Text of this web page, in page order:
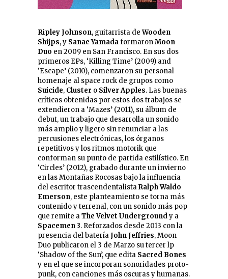
Ripley Johnson, guitarrista deWooden
Shijps, y Sanae YamadaformaronMoon
Duo en 2009 en San Francisco. En sus dos
primeros EPs, ‘Killing Time’ (2009) and
‘Escape’ (2010), comenzaron su personal
homenaje al space rock de grupos como
Suicide, Cluster o Silver Apples. Las buenas
críticas obtenidas por estos dos trabajos se
extendieron a ‘Mazes’ (2011), su álbum de
debut, un trabajo que desarrolla un sonido
más amplio y ligero sin renunciar a las
percusiones electrónicas, los órganos
repetitivos y los ritmos motorik que
conforman su punto de partida estilístico. En
‘Circles’ (2012), grabado durante un invierno
en las Montañas Rocosas bajo la influencia
del escritor trascendentalistaRalph Waldo
Emerson, este planteamiento se torna más
contenido y terrenal, con un sonido más pop
que remite aThe Velvet Undergroundy a
Spacemen 3. Reforzados desde 2013 con la
presencia del bateríaJohn Jeffries, Moon
Duo publicaron el 3 de Marzo su tercer lp
‘Shadow of the Sun’, que edita Sacred Bones
y en el que se incorporan sonoridades proto-
punk, con canciones más oscuras y humanas.